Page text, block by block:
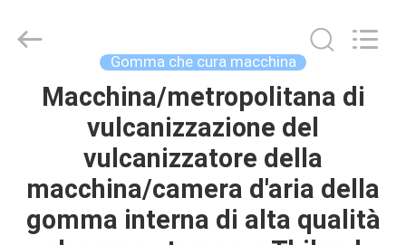
CASA
PRODOTTI
CIRCA
Running
Machine
Gomma che cura macchina
Macchina/metropolitana di
vulcanizzazione del
vulcanizzatore della
macchina/camera d'aria della
gomma interna di alta qualità